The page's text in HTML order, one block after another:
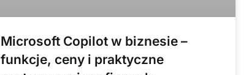
Microsoft Copilot w biznesie –
funkcje, ceny i praktyczne